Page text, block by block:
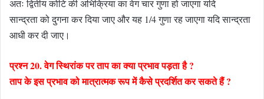
अतः द्वितीय कोटि की अभिक्रिया का वेग चार गुणा हो जाएगा यदि
सान्द्रता को दुगना कर दिया जाए और यह 1/4 गुणा रह जाएगा यदि सान्द्रता
आधी कर दी जाए।
प्रश्न 20. वेग स्थिरांक पर ताप का क्या प्रभाव पड़ता है ?
ताप के इस प्रभाव को मात्रात्मक रूप में कैसे प्रदर्शित कर सकते हैं ?